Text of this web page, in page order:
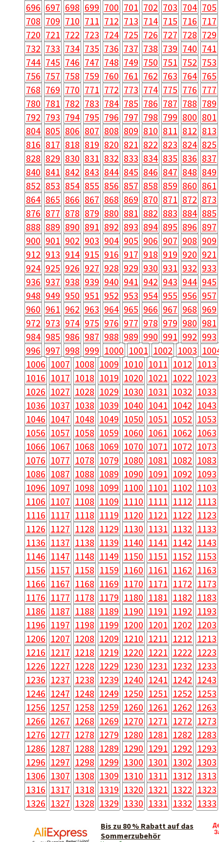
696 697 698 699 700 701 702 703 704 705
708 709 710 711 712 713 714 715 716 717
720 721 722 723 724 725 726 727 728 729
732 733 734 735 736 737 738 739 740 741
744 745 746 747 748 749 750 751 752 753
756 757 758 759 760 761 762 763 764 765
768 769 770 771 772 773 774 775 776 777
780 781 782 783 784 785 786 787 788 789
792 793 794 795 796 797 798 799 800 801
804 805 806 807 808 809 810 811 812 813
816 817 818 819 820 821 822 823 824 825
828 829 830 831 832 833 834 835 836 837
840 841 842 843 844 845 846 847 848 849
852 853 854 855 856 857 858 859 860 861
864 865 866 867 868 869 870 871 872 873
876 877 878 879 880 881 882 883 884 885
888 889 890 891 892 893 894 895 896 897
900 901 902 903 904 905 906 907 908 909
912 913 914 915 916 917 918 919 920 921
924 925 926 927 928 929 930 931 932 933
936 937 938 939 940 941 942 943 944 945
948 949 950 951 952 953 954 955 956 957
960 961 962 963 964 965 966 967 968 969
972 973 974 975 976 977 978 979 980 981
984 985 986 987 988 989 990 991 992 993
996 997 998 999 1000 1001 1002 1003
1006 1007 1008 1009 1010 1011 1012 1013
1016 1017 1018 1019 1020 1021 1022 1023
1026 1027 1028 1029 1030 1031 1032 1033
1036 1037 1038 1039 1040 1041 1042 1043
1046 1047 1048 1049 1050 1051 1052 1053
1056 1057 1058 1059 1060 1061 1062 1063
1066 1067 1068 1069 1070 1071 1072 1073
1076 1077 1078 1079 1080 1081 1082 1083
1086 1087 1088 1089 1090 1091 1092 1093
1096 1097 1098 1099 1100 1101 1102 1103
1106 1107 1108 1109 1110 1111 1112 1113
1116 1117 1118 1119 1120 1121 1122 1123
1126 1127 1128 1129 1130 1131 1132 1133
1136 1137 1138 1139 1140 1141 1142 1143
1146 1147 1148 1149 1150 1151 1152 1153
1156 1157 1158 1159 1160 1161 1162 1163
1166 1167 1168 1169 1170 1171 1172 1173
1176 1177 1178 1179 1180 1181 1182 1183
1186 1187 1188 1189 1190 1191 1192 1193
1196 1197 1198 1199 1200 1201 1202 1203
1206 1207 1208 1209 1210 1211 1212 1213
1216 1217 1218 1219 1220 1221 1222 1223
1226 1227 1228 1229 1230 1231 1232 1233
1236 1237 1238 1239 1240 1241 1242 1243
1246 1247 1248 1249 1250 1251 1252 1253
1256 1257 1258 1259 1260 1261 1262 1263
1266 1267 1268 1269 1270 1271 1272 1273
1276 1277 1278 1279 1280 1281 1282 1283
1286 1287 1288 1289 1290 1291 1292 1293
1296 1297 1298 1299 1300 1301 1302 1303
1306 1307 1308 1309 1310 1311 1312 1313
1316 1317 1318 1319 1320 1321 1322 1323
1326 1327 1328 1329 1330 1331 1332 1333
Bis zu 80 % Rabatt auf das
Sommerzubehör